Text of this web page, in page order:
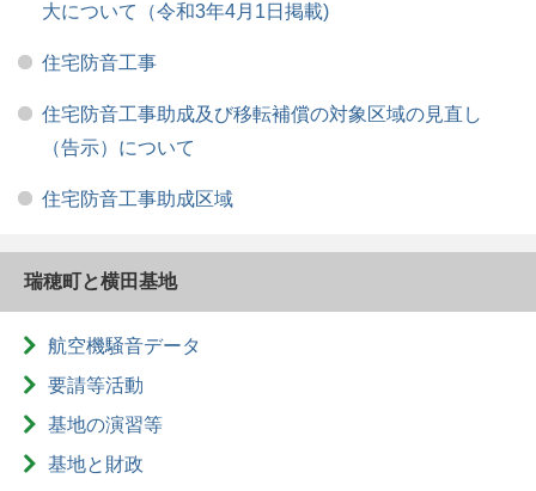
大について（令和3年4月1日掲載)
住宅防音工事
住宅防音工事助成及び移転補償の対象区域の見直し
（告示）について
住宅防音工事助成区域
瑞穂町と横田基地
航空機騒音データ
要請等活動
基地の演習等
基地と財政